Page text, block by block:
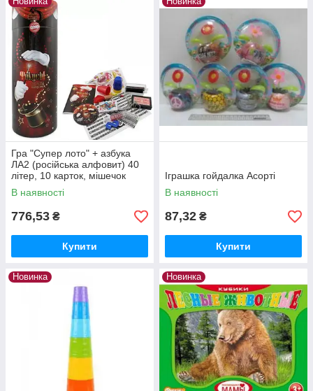
Гра "Супер лото" + азбука
ЛА2 (російська алфовит) 40
літер, 10 карток, мішечок
В наявності
776,53 ₴
Купити
Іграшка гойдалка Асорті
В наявності
87,32 ₴
Купити
Новинка Новинка